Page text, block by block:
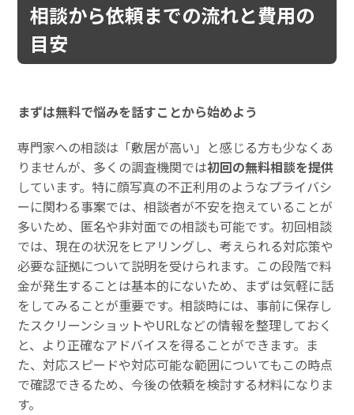
相談から依頼までの流れと費用の
目安
まずは無料で悩みを話すことから始めよう
専門家への相談は「敷居が高い」と感じる方も少なくあ
りませんが、多くの調査機関では初回の無料相談を提供
しています。特に顔写真の不正利用のようなプライバシ
ーに関わる事案では、相談者が不安を抱えていることが
多いため、匿名や非対面での相談も可能です。初回相談
では、現在の状況をヒアリングし、考えられる対応策や
必要な証拠について説明を受けられます。この段階で料
金が発生することは基本的にないため、まずは気軽に話
をしてみることが重要です。相談時には、事前に保存し
たスクリーンショットやURLなどの情報を整理しておく
と、より正確なアドバイスを得ることができます。ま
た、対応スピードや対応可能な範囲についてもこの時点
で確認できるため、今後の依頼を検討する材料になりま
す。